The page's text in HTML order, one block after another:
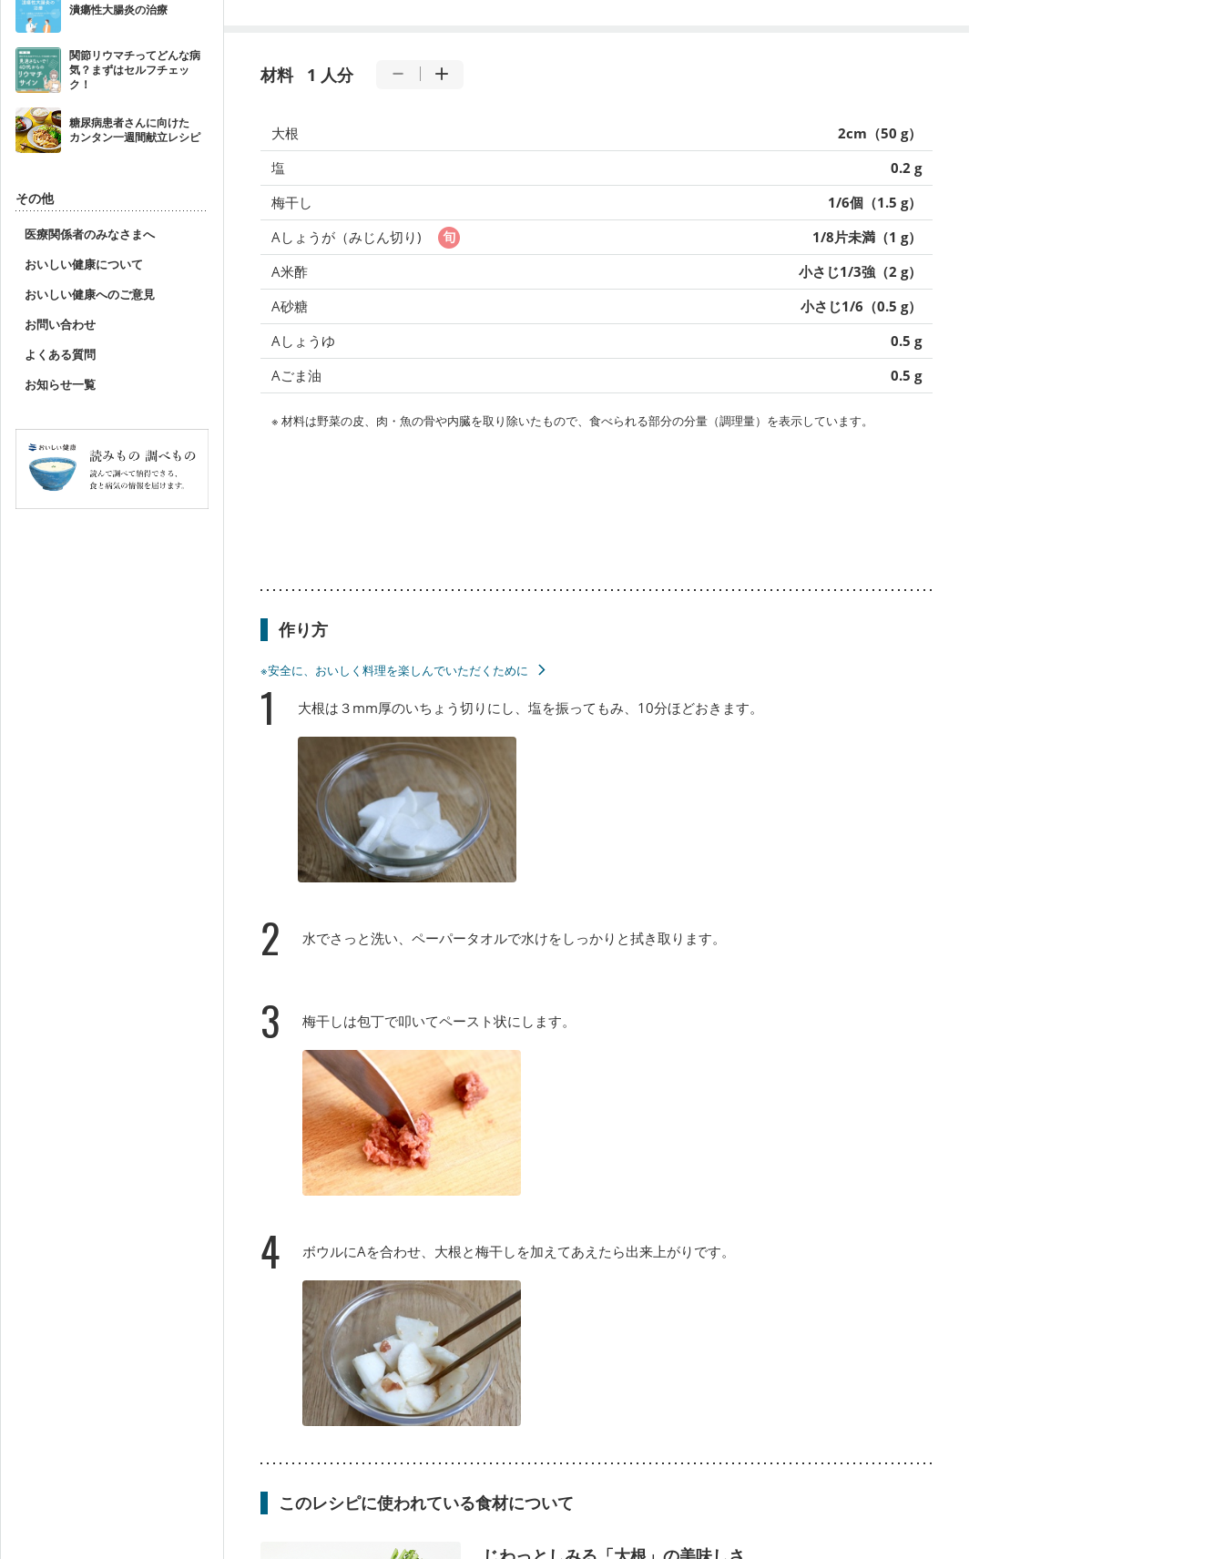
潰瘍性大腸炎の治療
関節リウマチってどんな病
気？まずはセルフチェッ
ク！
糖尿病患者さんに向けた
カンタン一週間献立レシピ
その他
医療関係者のみなさまへ
おいしい健康について
おいしい健康へのご意見
お問い合わせ
よくある質問
お知らせ一覧
材料 1 人分
大根
2cm（50 g）
塩
0.2 g
梅干し
1/6個（1.5 g）
Aしょうが（みじん切り)
1/8片未満（1 g）
A米酢
小さじ1/3強（2 g）
A砂糖
小さじ1/6（0.5 g）
Aしょうゆ
0.5 g
Aごま油
0.5 g
※ 材料は野菜の皮、肉・魚の骨や内臓を取り除いたもので、食べられる部分の分量（調理量）を表示しています。
作り方
※安全に、おいしく料理を楽しんでいただくために
1 大根は３mm厚のいちょう切りにし、塩を振ってもみ、10分ほどおきます。
2 水でさっと洗い、ペーパータオルで水けをしっかりと拭き取ります。
3 梅干しは包丁で叩いてペースト状にします。
4 ボウルにAを合わせ、大根と梅干しを加えてあえたら出来上がりです。
このレシピに使われている食材について